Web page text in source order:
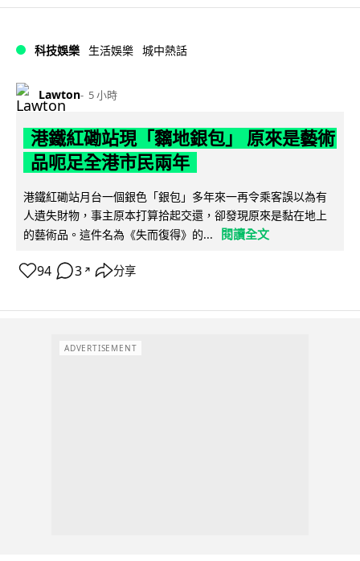
科技娛樂 生活娛樂 城中熱話
Lawton 5 小時
港鐵紅磡站現「黐地銀包」 原來是藝術
品呃足全港市民兩年
港鐵紅磡站月台一個銀色「銀包」多年來一再令乘客誤以為有
人遺失財物，事主原本打算拾起交還，卻發現原來是黏在地上
的藝術品。這件名為《失而復得》的...
閱讀全文
94 3 ↗ 分享
ADVERTISEMENT